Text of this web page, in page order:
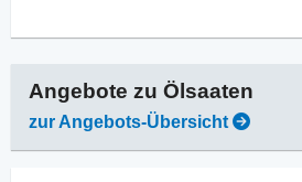
Angebote zu Ölsaaten
zur Angebots-Übersicht